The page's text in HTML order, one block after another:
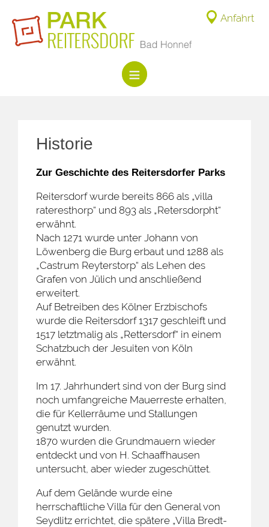
Anfahrt
Historie
Zur Geschichte des Reitersdorfer Parks
Reitersdorf wurde bereits 866 als „villa
rateresthorp“ und 893 als „Retersdorpht“
erwähnt.
Nach 1271 wurde unter Johann von
Löwenberg die Burg erbaut und 1288 als
„Castrum Reyterstorp“ als Lehen des
Grafen von Jülich und anschließend
erweitert.
Auf Betreiben des Kölner Erzbischofs
wurde die Reitersdorf 1317 geschleift und
1517 letztmalig als „Rettersdorf“ in einem
Schatzbuch der Jesuiten von Köln
erwähnt.
Im 17. Jahrhundert sind von der Burg sind
noch umfangreiche Mauerreste erhalten,
die für Kellerräume und Stallungen
genutzt wurden.
1870 wurden die Grundmauern wieder
entdeckt und von H. Schaaffhausen
untersucht, aber wieder zugeschüttet.
Auf dem Gelände wurde eine
herrschaftliche Villa für den General von
Seydlitz errichtet, die spätere „Villa Bredt-